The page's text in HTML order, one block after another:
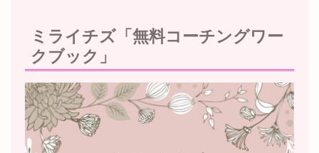
ミライチズ「無料コーチングワー
クブック」